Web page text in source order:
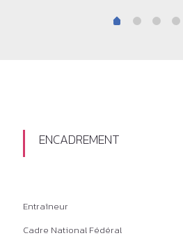
ENCADREMENT
Entraîneur
Cadre National Fédéral